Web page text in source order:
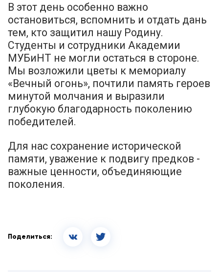
В этот день особенно важно
остановиться, вспомнить и отдать дань
тем, кто защитил нашу Родину.
Студенты и сотрудники Академии
МУБиНТ не могли остаться в стороне.
Мы возложили цветы к мемориалу
«Вечный огонь», почтили память героев
минутой молчания и выразили
глубокую благодарность поколению
победителей.
Для нас сохранение исторической
памяти, уважение к подвигу предков -
важные ценности, объединяющие
поколения.
Поделиться: